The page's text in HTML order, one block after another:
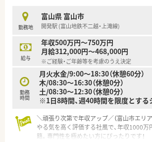
す。
■化粧品製造業の資格も取得しており、薬
リジナル商品を展開するなど独自性のある
す。
【やりがい/おすすめポイント】
■小児科門前の薬局としてお子様の成長を
ご家族の健康不安に寄り添うことができる
です。
■単なるお薬のお渡しにとどまらず、アロ
独自の視点から患者様の生活の質向上に貢
化に合わせて長く安定して働き続けること
す。
勤務地
富山県 富山市
開発駅 (富山地鉄不二越・上滝線)
給与
年収500万円～750万円
月給312,000円～468,000円
※ご経験・ご年齢等を考慮のうえ決定
勤務
時間
月火水金/9:00～18:30（休憩60分）
木/08:30～16:30（休憩0分）
土/08:30～12:30（休憩0分）
※1日8時間、週40時間を限度とする
＼頑張り次第で年収アップ／（富山市エリア
やる気を高く評価する社風で、年収1000
籍。専門性を極めたい方にぴったりです！